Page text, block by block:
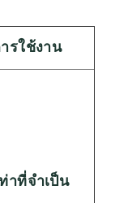
รใช้งาน
าที่จำเป็น